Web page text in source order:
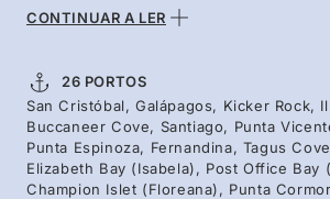
exemplares mais raros da vida
estendida, que leva você dos
pontilhados de pinguins ao lado
remota Española, lar de quase
população mundial de
CONTINUAR A LER
26 PORTOS
San Cristóbal, Galápagos, Kicker Rock,
Buccaneer Cove, Santiago, Punta
Punta Espinoza, Fernandina, Tagus
Elizabeth Bay (Isabela), Post Office Bay
Champion Islet (Floreana), Punta